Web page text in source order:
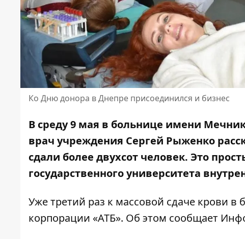
Ко Дню донора в Днепре присоединился и бизнес
В среду 9 мая в больнице имени
врач учреждения Сергей Рыженко
сдали более двухсот человек. Это
государственного университета
Уже третий раз к массовой сдаче крови
корпорации «АТБ». Об этом сообщает